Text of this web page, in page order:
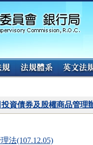
資債券及股權商品管理
法(107.12.05)